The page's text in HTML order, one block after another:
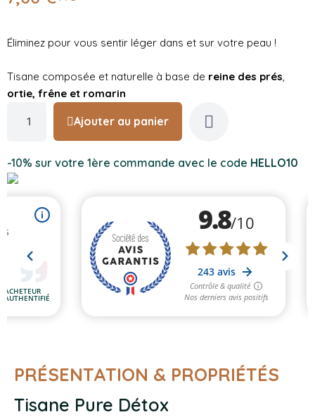
Éliminez pour vous sentir léger dans et sur votre peau !
Tisane composée et naturelle à base de reine des prés,
ortie, frêne et romarin
Ajouter au panier
-10% sur votre 1ère commande avec le code HELLO10
PRÉSENTATION & PROPRIÉTÉS
Tisane Pure Détox